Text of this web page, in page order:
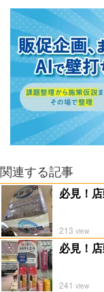
関連する記事
必見！
213 view
必見！
241 view